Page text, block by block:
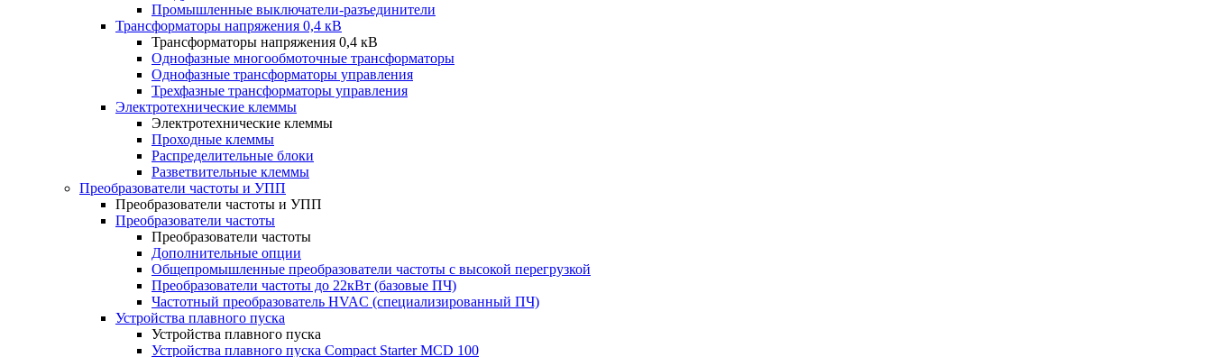
Промышленные выключатели-разъединители
Трансформаторы напряжения 0,4 кВ
Трансформаторы напряжения 0,4 кВ
Однофазные многообмоточные трансформаторы
Однофазные трансформаторы управления
Трехфазные трансформаторы управления
Электротехнические клеммы
Электротехнические клеммы
Проходные клеммы
Распределительные блоки
Разветвительные клеммы
Преобразователи частоты и УПП
Преобразователи частоты и УПП
Преобразователи частоты
Преобразователи частоты
Дополнительные опции
Общепромышленные преобразователи частоты с высокой перегрузкой
Преобразователи частоты до 22кВт (базовые ПЧ)
Частотный преобразователь HVAC (специализированный ПЧ)
Устройства плавного пуска
Устройства плавного пуска
Устройства плавного пуска Compact Starter MCD 100